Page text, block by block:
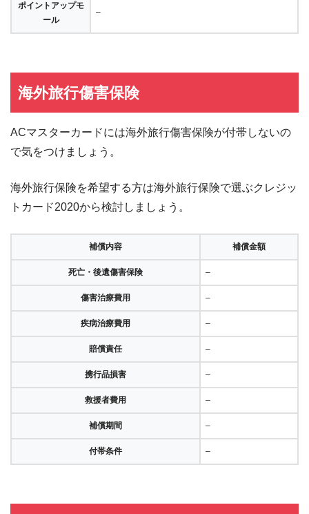
ポイントアップモ
ール
–
海外旅行傷害保険
ACマスターカードには海外旅行傷害保険が付帯しないの
で気をつけましょう。
海外旅行保険を希望する方は海外旅行保険で選ぶクレジッ
トカード2020から検討しましょう。
補償内容 補償金額
死亡・後遺傷害保険 –
傷害治療費用 –
疾病治療費用 –
賠償責任 –
携行品損害 –
救援者費用 –
補償期間 –
付帯条件 –